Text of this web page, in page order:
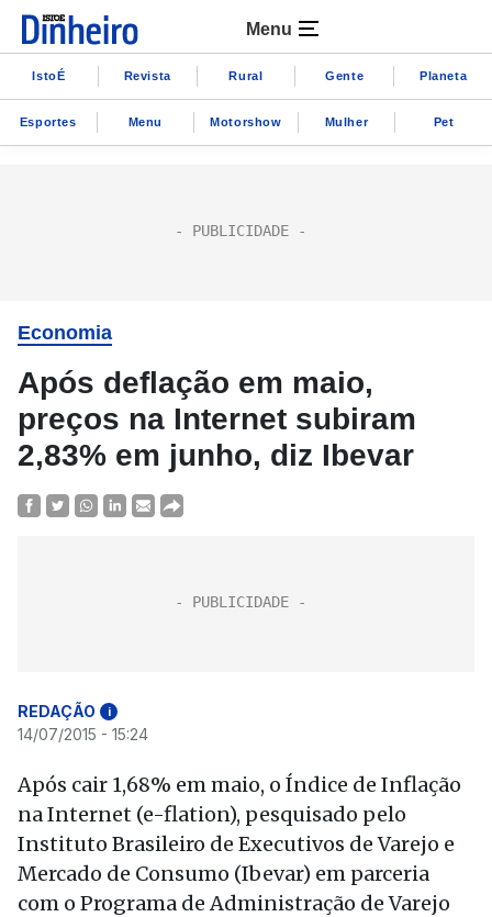
Menu
IstoÉ Revista Rural Gente Planeta
Esportes Menu Motorshow Mulher Pet
Economia
Após deflação em maio,
preços na Internet subiram
2,83% em junho, diz Ibevar
REDAÇÃO i
14/07/2015 - 15:24
Após cair 1,68% em maio, o Índice de Inflação
na Internet (e-flation), pesquisado pelo
Instituto Brasileiro de Executivos de Varejo e
Mercado de Consumo (Ibevar) em parceria
com o Programa de Administração de Varejo